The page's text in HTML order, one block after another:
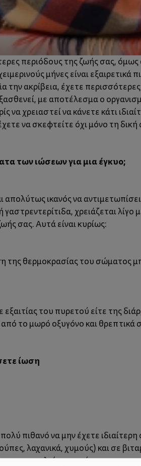
περιόδους της ζωής σας, όμως
μήνες είναι
την ακρίβεια, έχετε
με αποτέλεσμα ο
να χρειαστεί να κάνετε κάτι
να σκεφτείτε όχι μόνο τη
των ιώσεων για μια έγκυο;
απολύτως ικανός να
χρειάζεται
σας. Αυτά είναι κυρίως:
της θερμοκρασίας του σώματος
του πυρετού είτε της
το μωρό οξυγόνο και θρεπτικά
ίωση
πιθανό να μην έχετε
λαχανικά, χυμούς) και σε
προκαλεί συμπτώματα